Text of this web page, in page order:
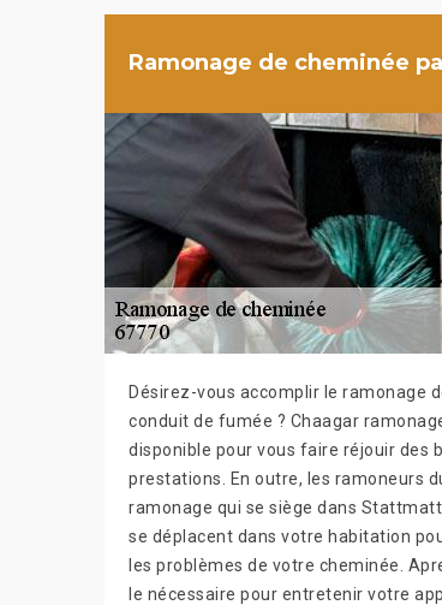
Ramonage de cheminée
Désirez-vous accomplir le ramonage
conduit de fumée ? Chaagar
disponible pour vous faire réjouir des
prestations. En outre, les ramoneurs
ramonage qui se siège dans
se déplacent dans votre habitation
les problèmes de votre cheminée.
le nécessaire pour entretenir votre